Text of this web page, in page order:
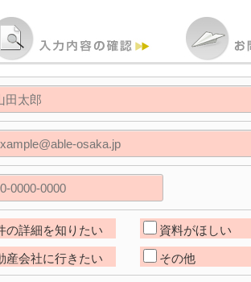
の詳細を知りたい 資料がほしい
産会社に行きたい その他